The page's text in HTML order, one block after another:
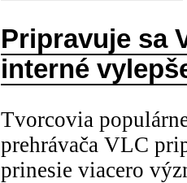
Pripravuje sa
interné
Tvorcovia
prehrávača VLC
prinesie viacero